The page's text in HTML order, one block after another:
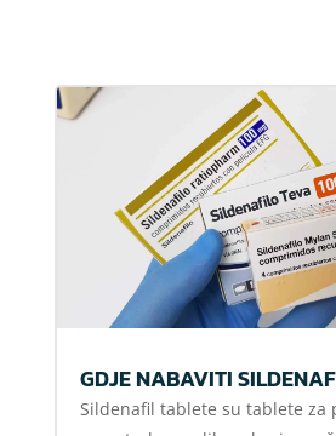
GDJE NABAVITI
Sildenafil tablete su tablete za